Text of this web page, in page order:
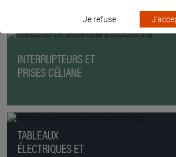
PRODUITS ET INSPIRATIONS
D'ÉLECTRICITÉ
INTERRUPTEURS ET
PRISES CÉLIANE
TABLEAUX
ÉLECTRIQUES ET
Je refuse